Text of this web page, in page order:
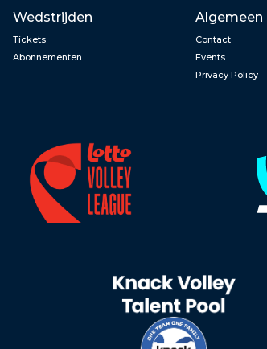
Wedstrijden
Tickets
Abonnementen
Algemeen
Contact
Events
Privacy Policy